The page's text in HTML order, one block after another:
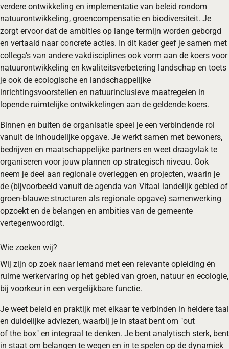
verdere ontwikkeling en implementatie van beleid rondom
natuurontwikkeling, groencompensatie en biodiversiteit. Je
zorgt ervoor dat de ambities op lange termijn worden geborgd
en vertaald naar concrete acties. In dit kader geef je samen met
collega’s van andere vakdisciplines ook vorm aan de koers voor
natuurontwikkeling en kwaliteitsverbetering landschap en toets
je ook de ecologische en landschappelijke
inrichtingsvoorstellen en natuurinclusieve maatregelen in
lopende ruimtelijke ontwikkelingen aan de geldende koers.
Binnen en buiten de organisatie speel je een verbindende rol
vanuit de inhoudelijke opgave. Je werkt samen met bewoners,
bedrijven en maatschappelijke partners en weet draagvlak te
organiseren voor jouw plannen op strategisch niveau. Ook
neem je deel aan regionale overleggen en projecten, waarin je
de (bijvoorbeeld vanuit de agenda van Vitaal landelijk gebied of
groen-blauwe structuren als regionale opgave) samenwerking
opzoekt en de belangen en ambities van de gemeente
vertegenwoordigt.
Wie zoeken wij?
Wij zijn op zoek naar iemand met een relevante opleiding én
ruime werkervaring op het gebied van groen, natuur en ecologie,
bij voorkeur in een vergelijkbare functie.
Je weet beleid en praktijk met elkaar te verbinden in heldere taal
en duidelijke adviezen, waarbij je in staat bent om "out
of the box" en integraal te denken. Je bent analytisch sterk, bent
in staat om belangen te wegen en in te spelen op de dynamiek